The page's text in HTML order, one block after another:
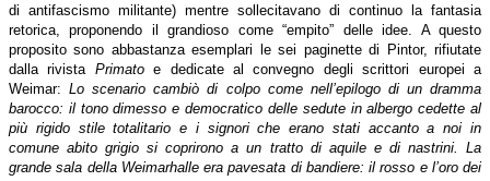
di antifascismo militante) mentre sollecitavano di continuo la fantasia
retorica, proponendo il grandioso come “empito” delle idee. A questo
proposito sono abbastanza esemplari le sei paginette di Pintor, rifiutate
dalla rivista Primatoe dedicate al convegno degli scrittori europei a
Weimar:Lo scenario cambiò di colpo come nell’epilogo di un dramma
barocco: il tono dimesso e democratico delle sedute in albergo cedette al
più rigido stile totalitario e i signori che erano stati accanto a noi in
comune abito grigio si coprirono a un tratto di aquile e di nastrini. La
grande sala della Weimarhalle era pavesata di bandiere: il rosso e l’oro dei